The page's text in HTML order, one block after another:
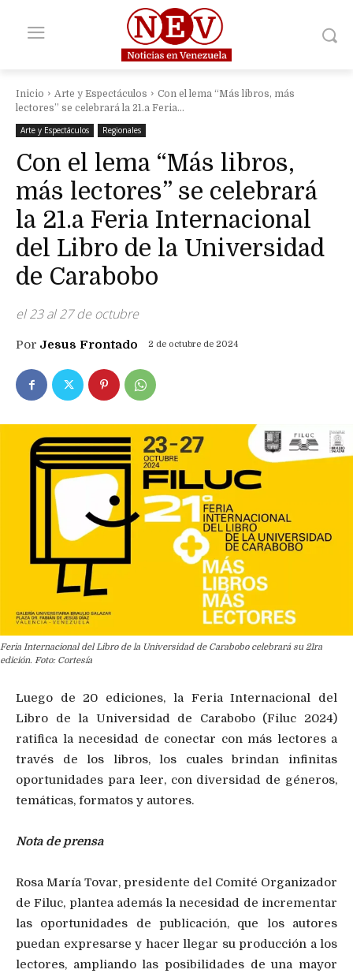
Inicio Arte y Espectáculos
Con el lema “Más libros, más
lectores” se celebrará la 21.a Feria...
Arte y Espectáculos
Regionales
Con el lema “Más libros,
más lectores” se celebrará
la 21.a Feria Internacional
del Libro de la Universidad
de Carabobo
el 23 al 27 de octubre
Por Jesus Frontado 2 de octubre de 2024
Feria Internacional del Libro de la Universidad de Carabobo celebrará su 21ra
edición. Foto: Cortesía
Luego de 20 ediciones, la Feria Internacional del
Libro de la Universidad de Carabobo (Filuc 2024)
ratifica la necesidad de conectar con más lectores a
través de los libros, los cuales brindan infinitas
oportunidades para leer, con diversidad de géneros,
temáticas, formatos y autores.
Nota de prensa
Rosa María Tovar, presidente del Comité Organizador
de Filuc, plantea además la necesidad de incrementar
las oportunidades de publicación, que los autores
puedan expresarse y hacer llegar su producción a los
lectores, ampliando las posibilidades de una mayor